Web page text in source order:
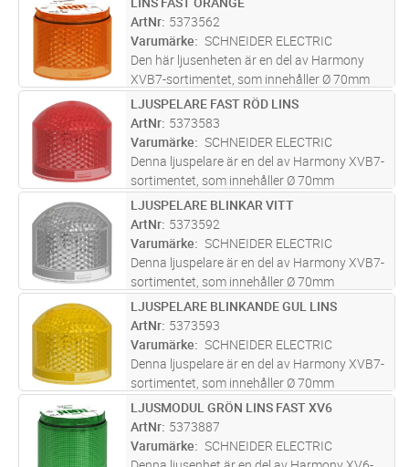
kundmontering. Denna blåa ljusenhet ansluts
till en bas och till andra ljus- e...läs mer
ST Lägg i kundvagn
ArtNr 5373562
Varumärke
SCHNEIDER ELECTRIC
Den här ljusenheten är en del av Harmony
XVB7-sortimentet, som innehåller Ø 70mm
modulära ljuspelare designade för enkel
kundmontering. Den här oranga ljusenheten
ansluts till en bas och till andra l...läs mer
ST Lägg i kundvagn
LJUSPELARE FAST RÖD LINS
ArtNr 5373583
Varumärke
SCHNEIDER ELECTRIC
Denna ljuspelare är en del av Harmony XVB7-
sortimentet, som innehåller Ø 70mm
modulära ljuspelare designade för enkel
kundmontering. Denna röda ljuspelare ansluts
till en bas och till ljus- eller lju ...läs mer
ST Lägg i kundvagn
LJUSPELARE BLINKAR VITT
ArtNr 5373592
Varumärke
SCHNEIDER ELECTRIC
Denna ljuspelare är en del av Harmony XVB7-
sortimentet, som innehåller Ø 70mm
modulära ljuspelare designade för enkel
kundmontering. Denna vita ljuspelare ansluts
till en bas och till ljus- eller lju ...läs mer
ST Lägg i kundvagn
LJUSPELARE BLINKANDE GUL LINS
ArtNr 5373593
Varumärke
SCHNEIDER ELECTRIC
Denna ljuspelare är en del av Harmony XVB7-
sortimentet, som innehåller Ø 70mm
modulära ljuspelare designade för enkel
kundmontering. Denna gula ljuspelare ansluts
till en bas och till ljus- eller lju ...läs mer
ST Lägg i kundvagn
LJUSMODUL GRÖN LINS FAST XV6
ArtNr 5373887
Varumärke
SCHNEIDER ELECTRIC